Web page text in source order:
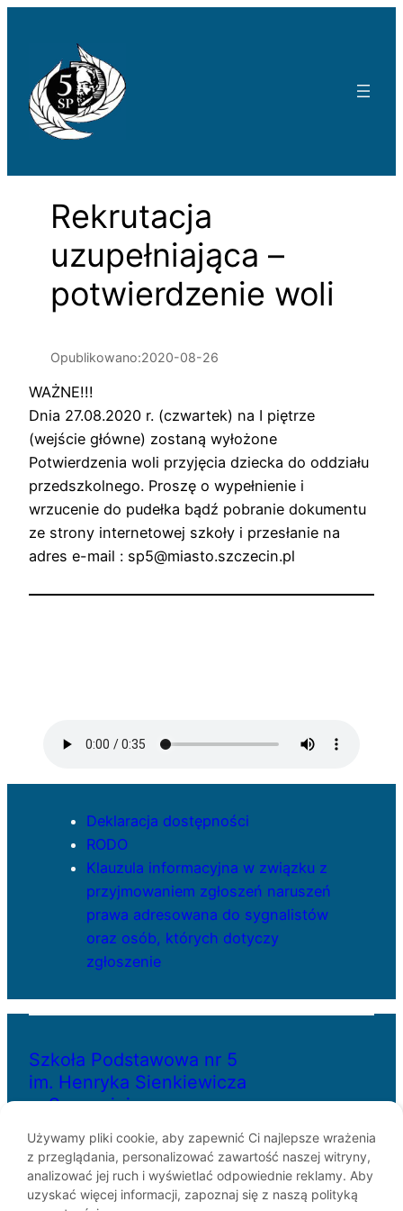
Rekrutacja
uzupełniająca –
potwierdzenie woli
Opublikowano:2020-08-26
WAŻNE!!!
Dnia 27.08.2020 r. (czwartek) na I piętrze
(wejście główne) zostaną wyłożone
Potwierdzenia woli przyjęcia dziecka do oddziału
przedszkolnego. Proszę o wypełnienie i
wrzucenie do pudełka bądź pobranie dokumentu
ze strony internetowej szkoły i przesłanie na
adres e-mail : sp5@miasto.szczecin.pl
Deklaracja dostępności
RODO
Klauzula informacyjna w związku z
przyjmowaniem zgłoszeń naruszeń
prawa adresowana do sygnalistów
oraz osób, których dotyczy
zgłoszenie
Szkoła Podstawowa nr 5
im. Henryka Sienkiewicza
w Szczecinie
ul. Bł. Królowej Jadwigi 29
70-262 Szczecin
telefon: 91-433-30-07
Używamy pliki cookie, aby zapewnić Ci najlepsze wrażenia
z przeglądania, personalizować zawartość naszej witryny,
analizować jej ruch i wyświetlać odpowiednie reklamy. Aby
uzyskać więcej informacji, zapoznaj się z naszą polityką